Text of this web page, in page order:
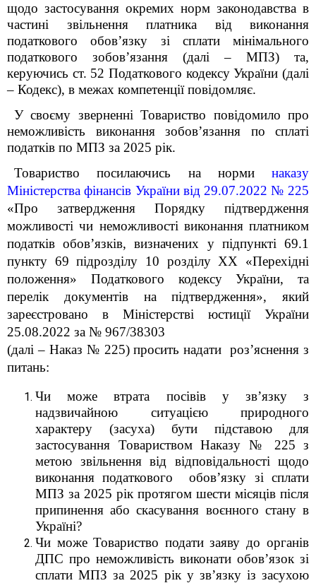
щодо застосування окремих норм законодавства в
частині звільнення платника від виконання
податкового обов’язку зі сплати мінімального
податкового зобов’язання (далі – МПЗ) та,
керуючись ст. 52 Податкового кодексу України (далі
– Кодекс), в межах компетенції повідомляє.
У своєму зверненні Товариство повідомило про
неможливість виконання зобов’язання по сплаті
податків по МПЗ за 2025 рік.
Товариство посилаючись на норми наказу
Міністерства фінансів України від 29.07.2022 № 225
«Про затвердження Порядку підтвердження
можливості чи неможливості виконання платником
податків обов’язків, визначених у підпункті 69.1
пункту 69 підрозділу 10 розділу ХХ «Перехідні
положення» Податкового кодексу України, та
перелік документів на підтвердження», який
зареєстровано в Міністерстві юстиції України
25.08.2022 за № 967/38303
(далі – Наказ № 225) просить надати роз’яснення з
питань:
Чи може втрата посівів у зв’язку з
надзвичайною ситуацією природного
характеру (засуха) бути підставою для
застосування Товариством Наказу № 225 з
метою звільнення від відповідальності щодо
виконанняподаткового обов’язку зі сплати
МПЗ за 2025 рік протягом шести місяців після
припинення або скасування воєнного стану в
Україні?
Чи може Товариство подати заяву до органів
ДПС про неможливість виконати обов’язок зі
сплати МПЗ за 2025 рік у зв’язку із засухою